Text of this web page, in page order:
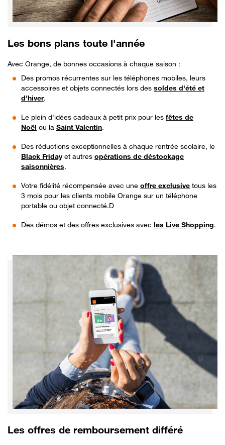
Les bons plans toute l'année
Avec Orange, de bonnes occasions à chaque saison :
Des promos récurrentes sur les téléphones mobiles, leurs
accessoires et objets connectés lors des soldes d'été et
d'hiver.
Le plein d'idées cadeaux à petit prix pour les fêtes de
Noël ou la Saint Valentin.
Des réductions exceptionnelles à chaque rentrée scolaire, le
Black Fridayet autres opérations de déstockage
saisonnières.
Votre fidélité récompensée avec une offre exclusive tous les
3 mois pour les clients mobile Orange sur un téléphone
portable ou objet connecté.D
Des démos et des offres exclusives avec les Live Shopping.
Les offres de remboursement différé